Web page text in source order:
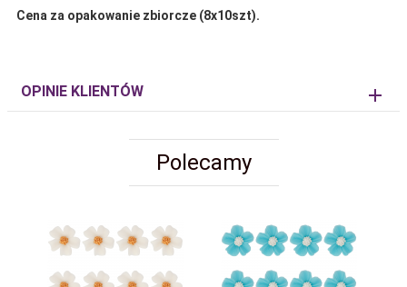
Cena za opakowanie zbiorcze (8x10szt).
OPINIE KLIENTÓW
Polecamy